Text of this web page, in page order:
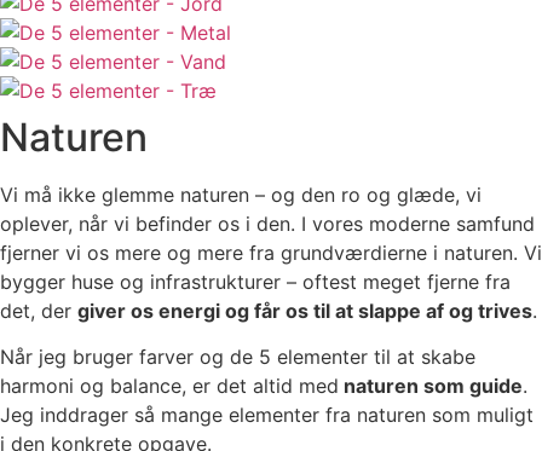
Naturen
Vi må ikke glemme naturen – og den ro og glæde, vi
oplever, når vi befinder os i den. I vores moderne samfund
fjerner vi os mere og mere fra grundværdierne i naturen. Vi
bygger huse og infrastrukturer – oftest meget fjerne fra
det, der giver os energi og får os til at slappe af og trives.
Når jeg bruger farver og de 5 elementer til at skabe
harmoni og balance, er det altid med naturen som guide.
Jeg inddrager så mange elementer fra naturen som muligt
i den konkrete opgave.